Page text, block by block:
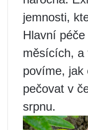
jemnosti,
Hlavní
měsících, a
povíme, jak
pečovat v
srpnu.